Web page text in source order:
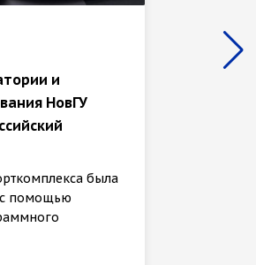
и
НовГУ
была
с помощью